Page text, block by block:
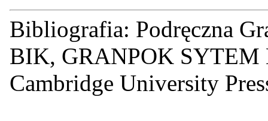
Bibliografia: Podręczna
BIK, GRANPOK SYTEM
Cambridge University